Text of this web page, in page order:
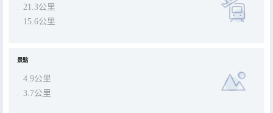
21.3公里
15.6公里
景點
4.9公里
3.7公里